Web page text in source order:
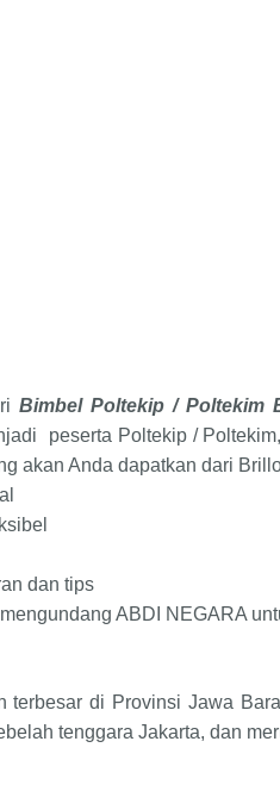
Bimbel Poltekip / Poltekim
peserta Poltekip / Poltekim
akan Anda dapatkan dari
dan tips
ABDI NEGARA
terbesar di Provinsi Jawa
tenggara Jakarta, dan